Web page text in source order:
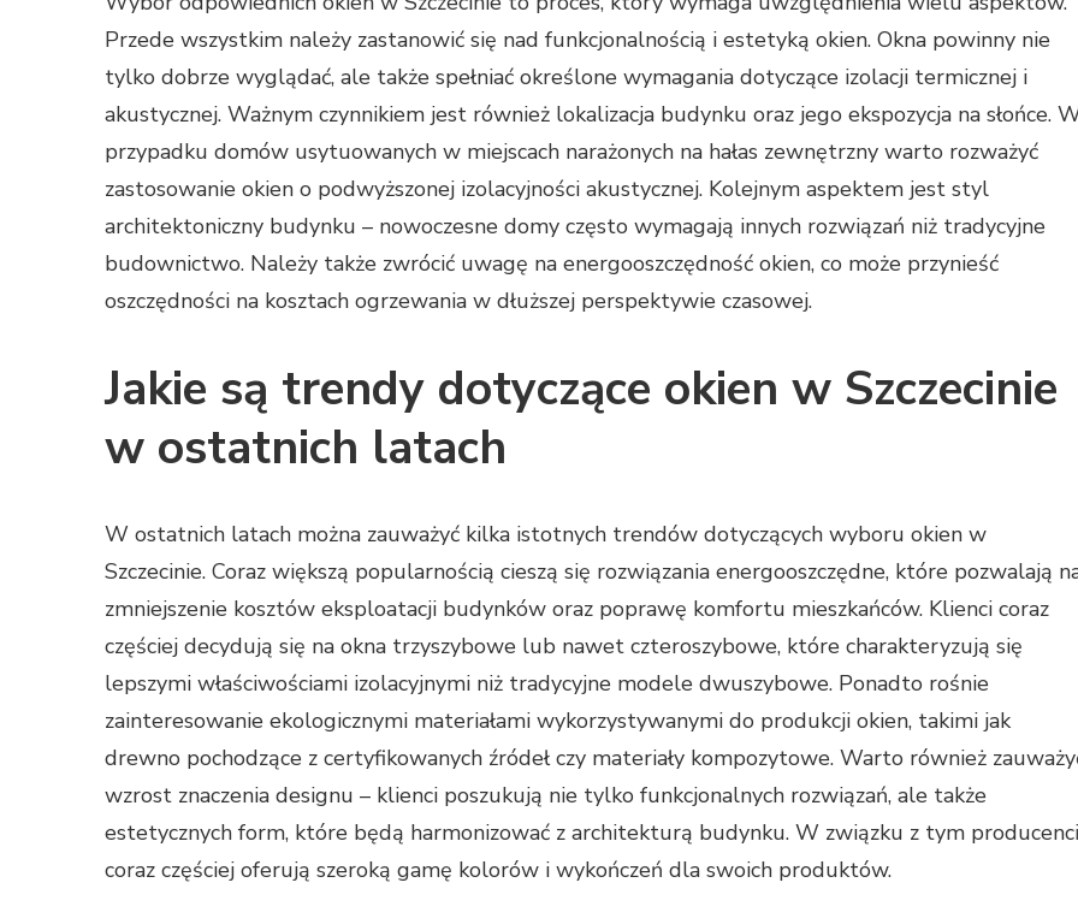
Przede wszystkim należy zastanowić się nad funkcjonalnością i estetyką okien. Okna powinny nie
tylko dobrze wyglądać, ale także spełniać określone wymagania dotyczące izolacji termicznej i
akustycznej. Ważnym czynnikiem jest również lokalizacja budynku oraz jego ekspozycja na słońce.
przypadku domów usytuowanych w miejscach narażonych na hałas zewnętrzny warto rozważyć
zastosowanie okien o podwyższonej izolacyjności akustycznej. Kolejnym aspektem jest styl
architektoniczny budynku – nowoczesne domy często wymagają innych rozwiązań niż tradycyjne
budownictwo. Należy także zwrócić uwagę na energooszczędność okien, co może przynieść
oszczędności na kosztach ogrzewania w dłuższej perspektywie czasowej.
Jakie są trendy dotyczące okien w Szczecinie
w ostatnich latach
W ostatnich latach można zauważyć kilka istotnych trendów dotyczących wyboru okien w
Szczecinie. Coraz większą popularnością cieszą się rozwiązania energooszczędne, które pozwalają
zmniejszenie kosztów eksploatacji budynków oraz poprawę komfortu mieszkańców. Klienci coraz
częściej decydują się na okna trzyszybowe lub nawet czteroszybowe, które charakteryzują się
lepszymi właściwościami izolacyjnymi niż tradycyjne modele dwuszybowe. Ponadto rośnie
zainteresowanie ekologicznymi materiałami wykorzystywanymi do produkcji okien, takimi jak
drewno pochodzące z certyfikowanych źródeł czy materiały kompozytowe. Warto również
wzrost znaczenia designu – klienci poszukują nie tylko funkcjonalnych rozwiązań, ale także
estetycznych form, które będą harmonizować z architekturą budynku. W związku z tym producenci
coraz częściej oferują szeroką gamę kolorów i wykończeń dla swoich produktów.